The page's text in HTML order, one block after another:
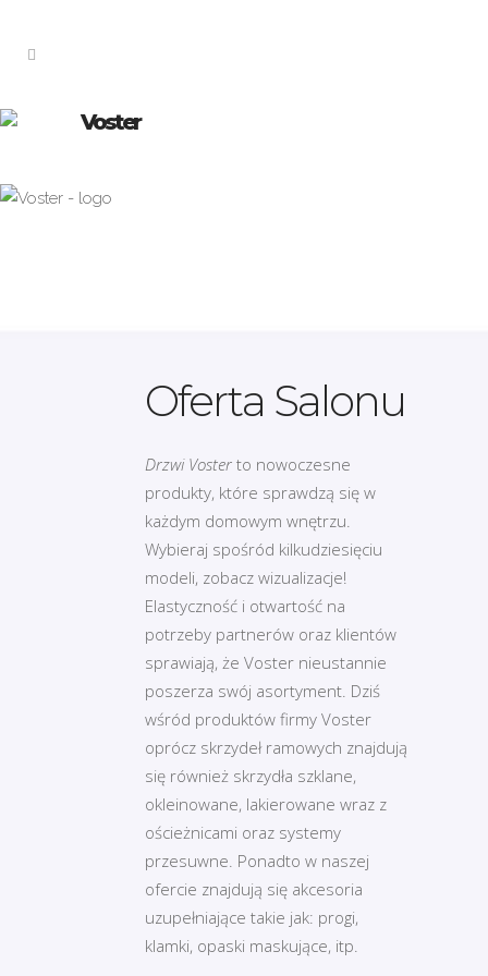
Voster
Oferta Salonu
Drzwi Voster to nowoczesne
produkty, które sprawdzą się w
każdym domowym wnętrzu.
Wybieraj spośród kilkudziesięciu
modeli, zobacz wizualizacje!
Elastyczność i otwartość na
potrzeby partnerów oraz klientów
sprawiają, że Voster nieustannie
poszerza swój asortyment. Dziś
wśród produktów firmy Voster
oprócz skrzydeł ramowych znajdują
się również skrzydła szklane,
okleinowane, lakierowane wraz z
ościeżnicami oraz systemy
przesuwne. Ponadto w naszej
ofercie znajdują się akcesoria
uzupełniające takie jak: progi,
klamki, opaski maskujące, itp.